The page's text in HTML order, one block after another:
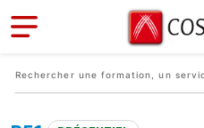
Aller au contenu principal